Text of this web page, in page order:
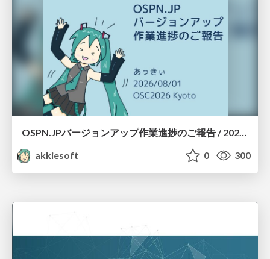
OSPN.JPバージョンアップ作業進捗のご報告 / 20260801-osc26kyoto
akkiesoft
0 300